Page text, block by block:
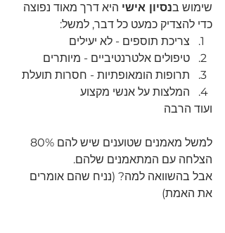
שימוש בנסיון אישי היא דרך מאוד נפוצה
כדי להצדיק כמעט כל דבר, למשל:
צריכת תוספים - לא יעילים
טיפולים אלטרנטיביים - מיותרים
תרופות הומאופתיות - חסרות תועלת
המלצות על אנשי מקצוע
ועוד הרבה
הצלחה עם המתאמנים שלהם.
אבל בהשוואה למה? (נניח שהם אומרים
את האמת)